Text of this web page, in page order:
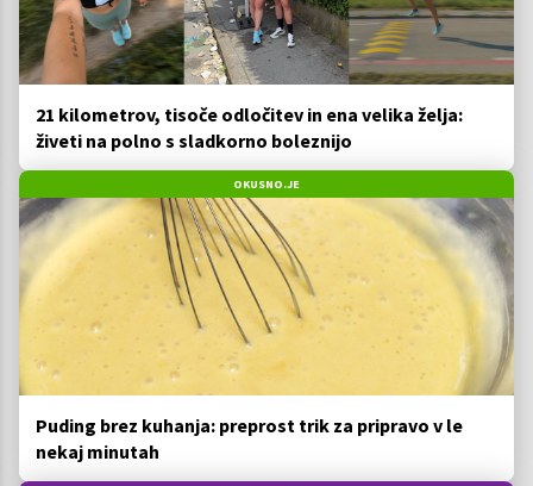
21 kilometrov, tisoče odločitev in ena velika želja:
živeti na polno s sladkorno boleznijo
OKUSNO.JE
Puding brez kuhanja: preprost trik za pripravo v le
nekaj minutah